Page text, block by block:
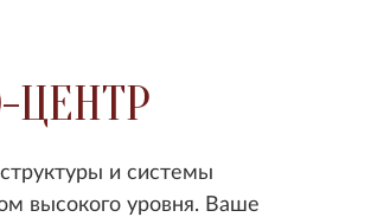
ЦЕНТР
и системы
высокого уровня. Ваше